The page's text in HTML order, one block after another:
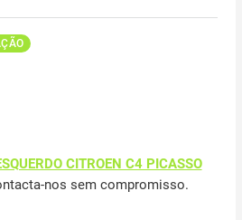
CITROEN C4 PICASSO
nos sem compromisso.